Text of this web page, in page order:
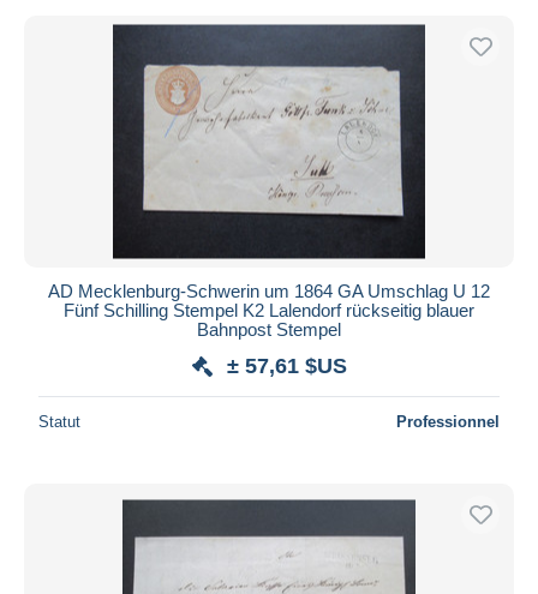
AD Mecklenburg-Schwerin um 1864 GA Umschlag U 12
Fünf Schilling Stempel K2 Lalendorf rückseitig blauer
Bahnpost Stempel
± 57,61 $US
Statut Professionnel